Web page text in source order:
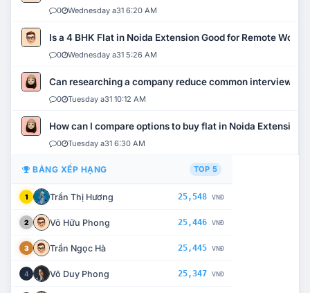
0 Wednesday a31 6:20 AM
Is a 4 BHK Flat in Noida Extension Good for Remote Work?
0 Wednesday a31 5:26 AM
Can researching a company reduce common interview
0 Tuesday a31 10:12 AM
How can I compare options to buy flat in Noida Extension?
0 Tuesday a31 6:30 AM
BẢNG XẾP HẠNG TOP 5
1 Trần Thị Hương 25,548 VNĐ
2 Võ Hữu Phong 25,446 VNĐ
3 Trần Ngọc Hà 25,445 VNĐ
4 Võ Duy Phong 25,347 VNĐ